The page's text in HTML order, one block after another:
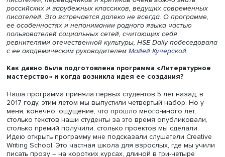
На магистерской программе «Литературное мастерство
студенты – в основном молодые люди самых разных
профессий учатся писательскому ремеслу, в том числе
искусству построения художественного текста и умению
увлекать читателя судьбой своего героя. Но для
писателей, переводчиков и критиков очень важно знать
российских и зарубежных классиков, ведущих
писателей. Это встречается далеко не всегда. О
пользователей социальных сетей, считающих себя
ревнителями отечественной культуры, HSE Daily
с ее академическим руководителемМайей Кучерской.
Как давно была подготовлена программа
мастерство» и когда возникла идея ее создания?